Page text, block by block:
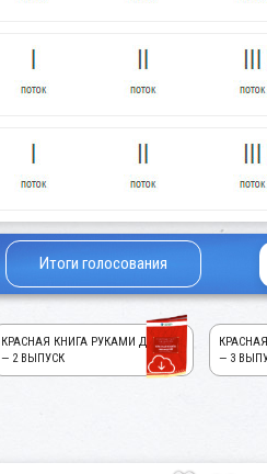
Итоги голосования
КРАСНАЯ КНИГА РУКАМИ ДЕТЕЙ!
— 2 ВЫПУСК
— 3